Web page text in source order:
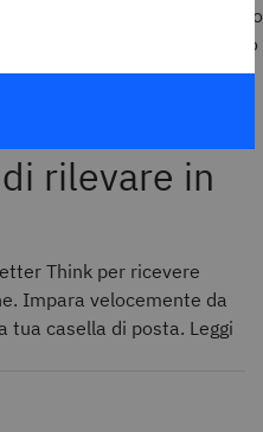
Lasciano un numero
informatica, fino a quando
e introducono una
rilevare in
Think per ricevere
Impara velocemente da
casella di posta. Leggi